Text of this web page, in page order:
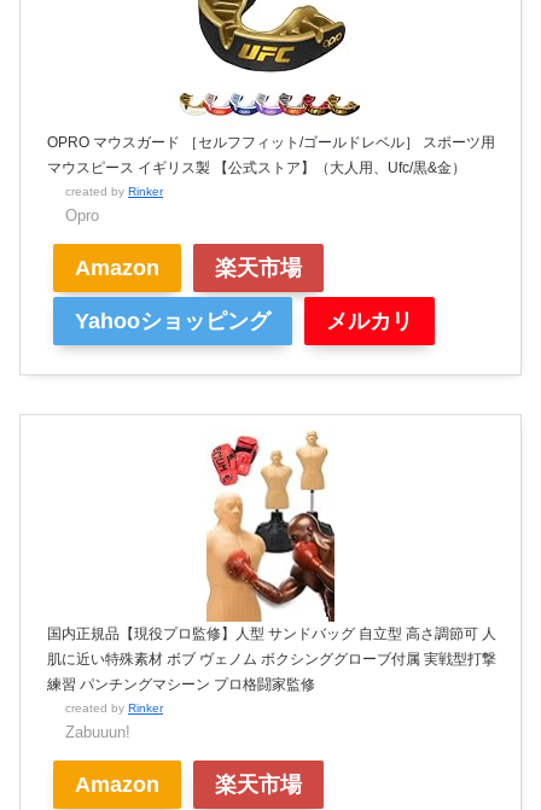
OPRO マウスガード ［セルフフィット/ゴールドレベル］ スポーツ用
マウスピース イギリス製 【公式ストア】（大人用、Ufc/黒&金）
created by Rinker
Opro
Amazon 楽天市場
Yahooショッピング メルカリ
国内正規品【現役プロ監修】人型 サンドバッグ 自立型 高さ調節可 人
肌に近い特殊素材 ボブ ヴェノム ボクシンググローブ付属 実戦型打撃
練習 パンチングマシーン プロ格闘家監修
created by Rinker
Zabuuun!
Amazon 楽天市場